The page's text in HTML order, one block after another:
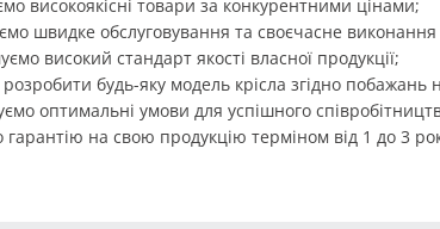
високоякісні товари за конкурентними цінами;
швидке обслуговування та своєчасне
високий стандарт якості власної продукції;
будь-яку модель крісла згідно побажань
оптимальні умови для успішного
на свою продукцію терміном від 1 до 3